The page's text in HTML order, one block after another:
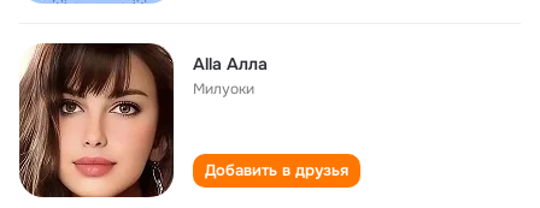
Аllа Аллa
Милуоки
Добавить в друзья